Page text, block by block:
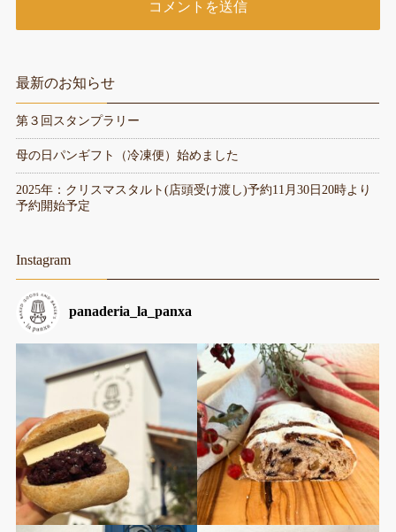
最新のお知らせ
第３回スタンプラリー
母の日パンギフト（冷凍便）始めました
2025年：クリスマスタルト(店頭受け渡し)予約11月30日20時より
予約開始予定
Instagram
panaderia_la_panxa